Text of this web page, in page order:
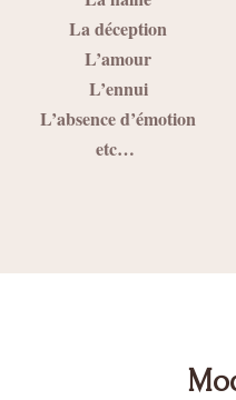
La déception
L’amour
L’ennui
L’absence d’émotion
etc…